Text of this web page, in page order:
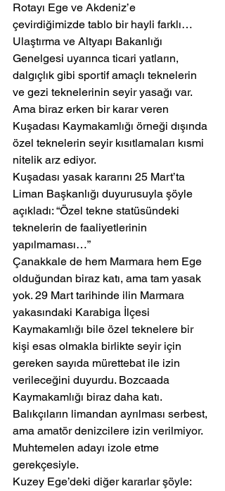
Rotayı Ege ve Akdeniz’e
çevirdiğimizde tablo bir hayli farklı…
Ulaştırma ve Altyapı Bakanlığı
Genelgesi uyarınca ticari yatların,
dalgıçlık gibi sportif amaçlı teknelerin
ve gezi teknelerinin seyir yasağı var.
Ama biraz erken bir karar veren
Kuşadası Kaymakamlığı örneği dışında
özel teknelerin seyir kısıtlamaları kısmi
nitelik arz ediyor.
Kuşadası yasak kararını 25 Mart’ta
Liman Başkanlığı duyurusuyla şöyle
açıkladı: “Özel tekne statüsündeki
teknelerin de faaliyetlerinin
yapılmaması…”
Çanakkale de hem Marmara hem Ege
olduğundan biraz katı, ama tam yasak
yok. 29 Mart tarihinde ilin Marmara
yakasındaki Karabiga İlçesi
Kaymakamlığı bile özel teknelere bir
kişi esas olmakla birlikte seyir için
gereken sayıda mürettebat ile izin
verileceğini duyurdu. Bozcaada
Kaymakamlığı biraz daha katı.
Balıkçıların limandan ayrılması serbest,
ama amatör denizcilere izin verilmiyor.
Muhtemelen adayı izole etme
gerekçesiyle.
Kuzey Ege’deki diğer kararlar şöyle: